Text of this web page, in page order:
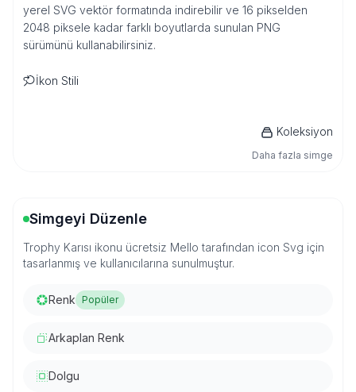
yerel SVG vektör formatında indirebilir ve 16 pikselden
2048 piksele kadar farklı boyutlarda sunulan PNG
sürümünü kullanabilirsiniz.
İkon Stili
Koleksiyon
Daha fazla simge
Simgeyi Düzenle
Trophy Karısı ikonu ücretsiz Mello tarafından icon Svg için
tasarlanmış ve kullanıcılarına sunulmuştur.
Renk Popüler
Arkaplan Renk
Dolgu